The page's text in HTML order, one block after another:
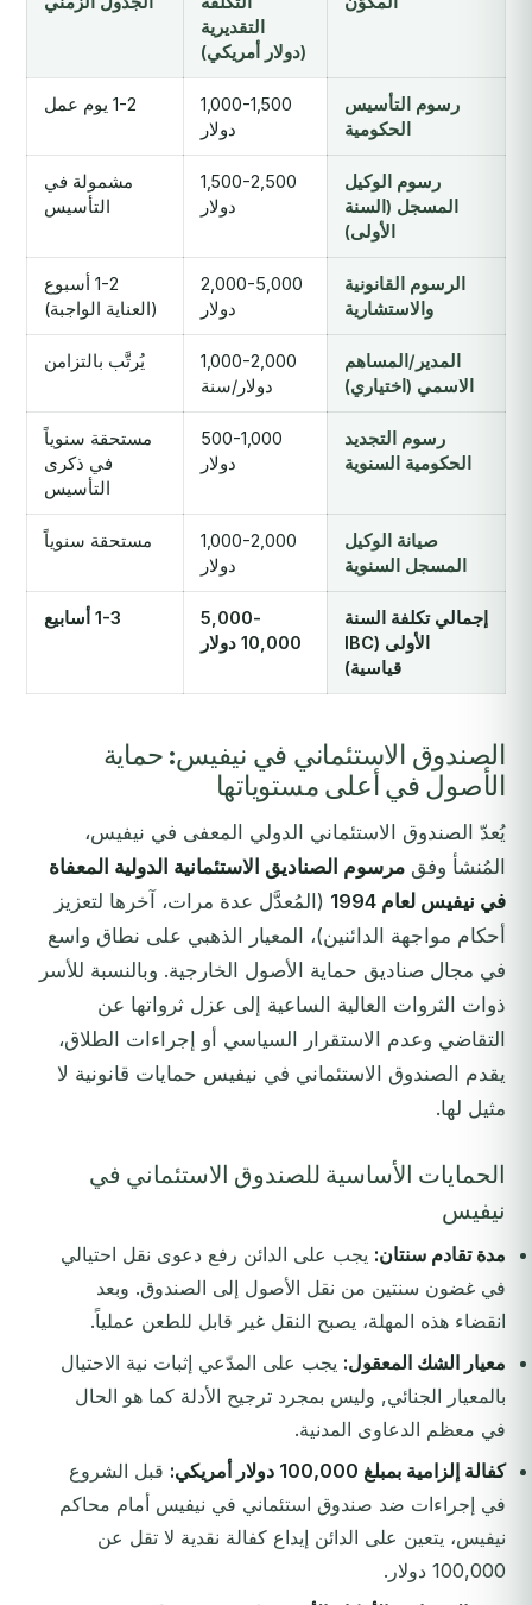
التقديرية
(دولار أمريكي)
رسوم التأسيس
الحكومية
1,000-1,500
دولار
1-2 يوم عمل
رسوم الوكيل
المسجل (السنة
الأولى)
1,500-2,500
دولار
مشمولة في
التأسيس
الرسوم القانونية
والاستشارية
2,000-5,000
دولار
1-2 أسبوع
(العناية الواجبة)
المدير/المساهم
الاسمي (اختياري)
1,000-2,000
دولار/سنة
يُرتَّب بالتزامن
رسوم التجديد
الحكومية السنوية
500-1,000
دولار
مستحقة سنوياً
في ذكرى
التأسيس
صيانة الوكيل
المسجل السنوية
1,000-2,000
دولار
مستحقة سنوياً
إجمالي تكلفة السنة
الأولى (IBC
قياسية)
5,000-
10,000 دولار
1-3 أسابيع
الصندوق الاستئماني في نيفيس: حماية
الأصول في أعلى مستوياتها
يُعدّ الصندوق الاستئماني الدولي المعفى في نيفيس،
المُنشأ وفق مرسوم الصناديق الاستئمانية الدولية المعفاة
في نيفيس لعام 1994
(المُعدَّل عدة مرات، آخرها لتعزيز
أحكام مواجهة الدائنين)، المعيار الذهبي على نطاق واسع
في مجال صناديق حماية الأصول الخارجية. وبالنسبة للأسر
ذوات الثروات العالية الساعية إلى عزل ثرواتها عن
التقاضي وعدم الاستقرار السياسي أو إجراءات الطلاق،
يقدم الصندوق الاستئماني في نيفيس حمايات قانونية لا
مثيل لها.
الحمايات الأساسية للصندوق الاستئماني في
نيفيس
مدة تقادم سنتان: يجب على الدائن رفع دعوى نقل احتيالي
في غضون سنتين من نقل الأصول إلى الصندوق. وبعد
انقضاء هذه المهلة، يصبح النقل غير قابل للطعن عملياً.
معيار الشك المعقول: يجب على المدّعي إثبات نية الاحتيال
بالمعيار الجنائي, وليس بمجرد ترجيح الأدلة كما هو الحال
في معظم الدعاوى المدنية.
كفالة إلزامية بمبلغ 100,000 دولار أمريكي:
قبل الشروع
في إجراءات ضد صندوق استئماني في نيفيس أمام محاكم
نيفيس، يتعين على الدائن إيداع كفالة نقدية لا تقل عن
100,000 دولار.